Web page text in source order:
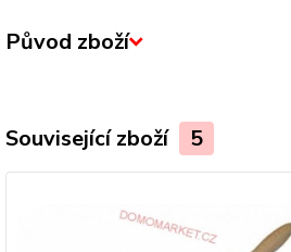
Původ zboží
Související zboží 5